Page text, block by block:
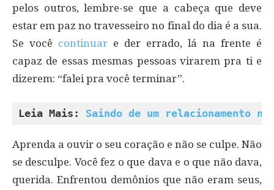
pelos outros, lembre-se que a cabeça que deve
estar em paz no travesseiro no final do dia é a sua.
Se você continuar e der errado, lá na frente é
capaz de essas mesmas pessoas virarem pra ti e
dizerem: “falei pra você terminar”.
Leia Mais: Saindo de um relacionamento
Aprenda a ouvir o seu coração e não se culpe. Não
se desculpe. Você fez o que dava e o que não dava,
querida. Enfrentou demônios que não eram seus,